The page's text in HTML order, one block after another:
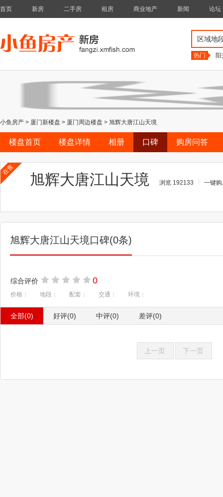
首页 新房 二手房 租房 商业地产 新闻 论坛
区域地
热门
小鱼房产 > 厦门新楼盘 > 厦门周边楼盘 > 旭辉大唐江山天境
楼盘首页 楼盘详情 相册 口碑 购房问答
在售
旭辉大唐江山天境 浏览 192133 一键
旭辉大唐江山天境口碑(0条)
综合评价 0
价格： 地段： 配套： 交通： 环境：
全部(0) 好评(0) 中评(0) 差评(0)
上一页 下一页